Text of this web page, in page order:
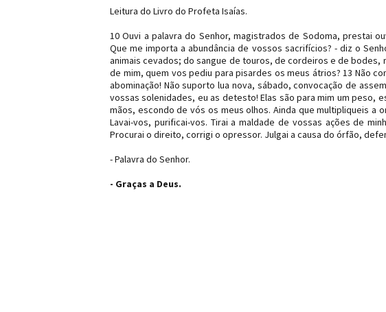
Leitura do Livro do Profeta Isaías.
10 Ouvi a palavra do Senhor, magistrados de Sodoma, prestai
Que me importa a abundância de vossos sacrifícios? - diz o
animais cevados; do sangue de touros, de cordeiros e de bodes,
de mim, quem vos pediu para pisardes os meus átrios? 13 Não
abominação! Não suporto lua nova, sábado, convocação de
vossas solenidades, eu as detesto! Elas são para mim um peso,
mãos, escondo de vós os meus olhos. Ainda que multipliqueis a
Lavai-vos, purificai-vos. Tirai a maldade de vossas ações de
Procurai o direito, corrigi o opressor. Julgai a causa do órfão,
- Palavra do Senhor.
- Graças a Deus.